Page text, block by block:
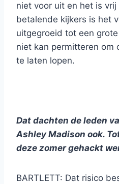
niet voor uit en het is
betalende kijkers is het
uitgegroeid tot een
niet kan permitteren om
te laten lopen.
Dat dachten de leden
Ashley Madison ook.
deze zomer gehackt
BARTLETT: Dat risico